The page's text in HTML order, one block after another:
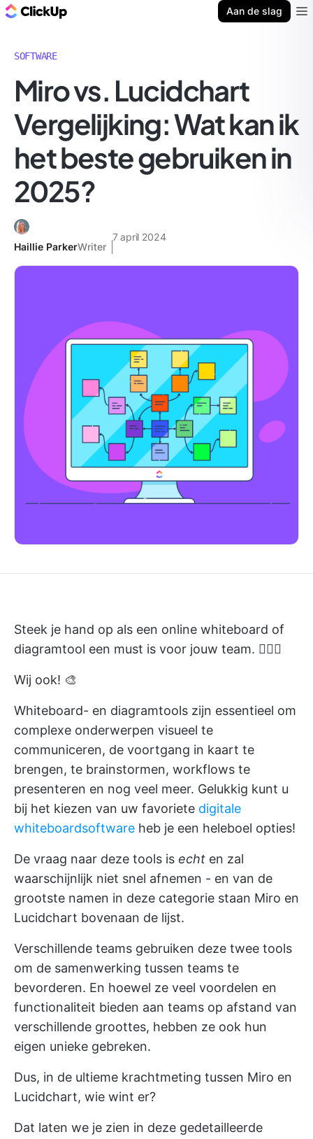
Aan de slag
SOFTWARE
Miro vs. Lucidchart
Vergelijking: Wat kan ik
het beste gebruiken in
2025?
Haillie ParkerWriter
7 april 2024
Steek je hand op als een online whiteboard of
diagramtool een must is voor jouw team. 🙋🏼‍♀️
Wij ook! 🎨
Whiteboard- en diagramtools zijn essentieel om
complexe onderwerpen visueel te
communiceren, de voortgang in kaart te
brengen, te brainstormen, workflows te
presenteren en nog veel meer. Gelukkig kunt u
bij het kiezen van uw favoriete digitale
whiteboardsoftware heb je een heleboel opties!
De vraag naar deze tools is echt en zal
waarschijnlijk niet snel afnemen - en van de
grootste namen in deze categorie staan Miro en
Lucidchart bovenaan de lijst.
Verschillende teams gebruiken deze twee tools
om de samenwerking tussen teams te
bevorderen. En hoewel ze veel voordelen en
functionaliteit bieden aan teams op afstand van
verschillende groottes, hebben ze ook hun
eigen unieke gebreken.
Dus, in de ultieme krachtmeting tussen Miro en
Lucidchart, wie wint er?
Dat laten we je zien in deze gedetailleerde